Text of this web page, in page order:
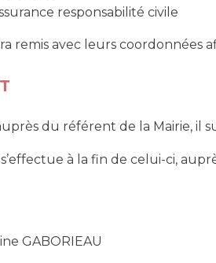
responsabilité civile
remis avec leurs coordonnées
du référent de la Mairie, il
à la fin de celui-ci,
GABORIEAU